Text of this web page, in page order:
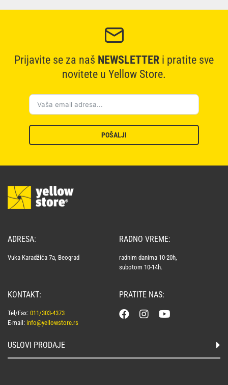
Prijavite se za naš NEWSLETTER i pratite sve
novitete u Yellow Store.
POŠALJI
ADRESA:
Vuka Karadžića 7a, Beograd
KONTAKT:
Tel/Fax: 011/303-4373
E-mail: info@yellowstore.rs
RADNO VREME:
radnim danima 10-20h,
subotom 10-14h.
PRATITE NAS:
USLOVI PRODAJE